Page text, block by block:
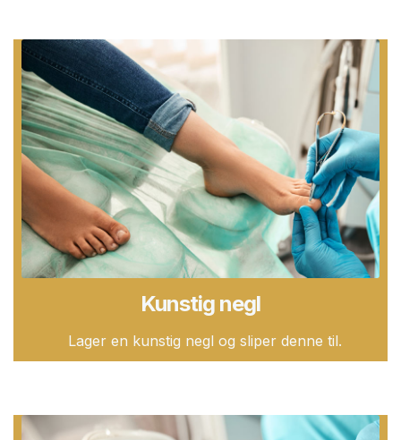
Kunstig negl
Lager en kunstig negl og sliper denne til.